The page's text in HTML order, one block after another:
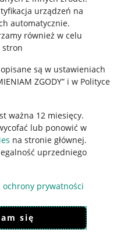
urządzeń na
automatycznie.
również w celu
stron
są w ustawieniach
ZGODY” i w Polityce
ważna 12 miesięcy.
lub ponowić w
na stronie głównej.
uprzedniego
ochrony prywatności
się